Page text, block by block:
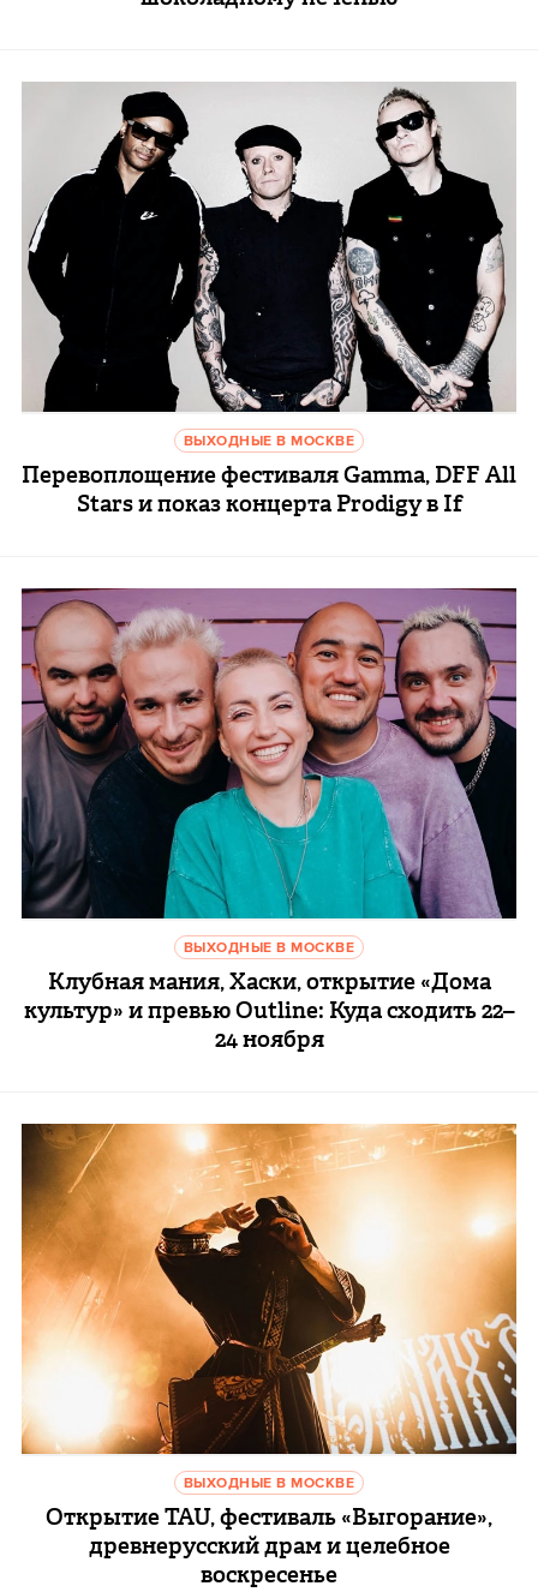
ВЫХОДНЫЕ В МОСКВЕ
Перевоплощение фестиваля Gamma, DFF All
Stars и показ концерта Prodigy в If
ВЫХОДНЫЕ В МОСКВЕ
Клубная мания, Хаски, открытие «Дома
культур» и превью Outline: Куда сходить 22–
24 ноября
ВЫХОДНЫЕ В МОСКВЕ
Открытие TAU, фестиваль «Выгорание»,
древнерусский драм и целебное
воскресенье